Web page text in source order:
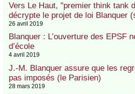
Vers Le Haut, "premier think tank
décrypte le projet de loi Blanquer
26 avril 2019
Blanquer : L’ouverture des EPSF
d’école
4 avril 2019
J.-M. Blanquer assure que les
pas imposés (le Parisien)
28 mars 2019